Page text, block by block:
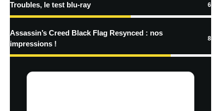
Troubles, le test blu-ray 6
Assassin’s Creed Black Flag Resynced : nos
impressions !
8